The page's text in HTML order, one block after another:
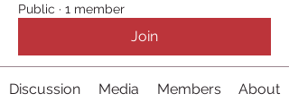
Public · 1 member
Join
Discussion Media Members About